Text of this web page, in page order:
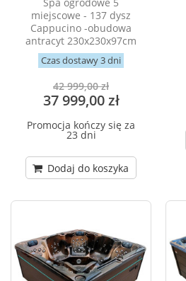
miejscowe - 137 dysz
Cappucino -obudowa
antracyt 230x230x97cm
Czas dostawy 3 dni
42 999,00 zł
37 999,00 zł
Promocja kończy się za
23 dni
Dodaj do koszyka